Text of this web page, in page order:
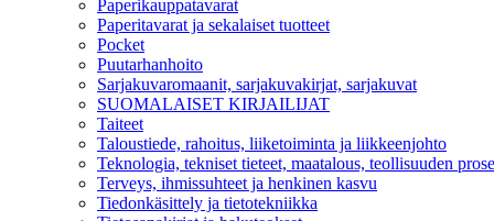
Paperikauppatavarat
Paperitavarat ja sekalaiset tuotteet
Pocket
Puutarhanhoito
Sarjakuvaromaanit, sarjakuvakirjat, sarjakuvat
SUOMALAISET KIRJAILIJAT
Taiteet
Taloustiede, rahoitus, liiketoiminta ja liikkeenjohto
Teknologia, tekniset tieteet, maatalous, teollisuuden
Terveys, ihmissuhteet ja henkinen kasvu
Tiedonkäsittely ja tietotekniikka